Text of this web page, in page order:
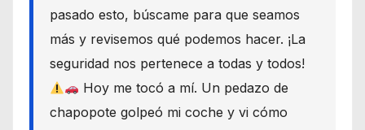
pasado esto, búscame para que seamos
más y revisemos qué podemos hacer. ¡La
seguridad nos pertenece a todas y todos!
Hoy me tocó a mí. Un pedazo de
chapopote golpeó mi coche y vi cómo